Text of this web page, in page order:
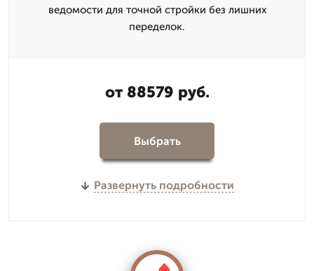
ведомости для точной стройки без лишних
переделок.
от 88579 руб.
Выбрать
Развернуть подробности